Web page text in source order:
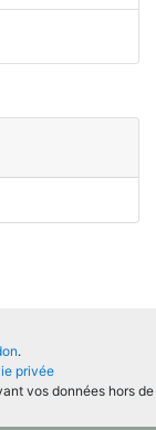
.
privée
vos données hors de